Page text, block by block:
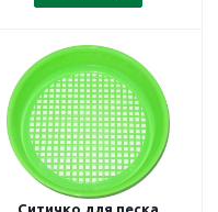
Ситичко для песка